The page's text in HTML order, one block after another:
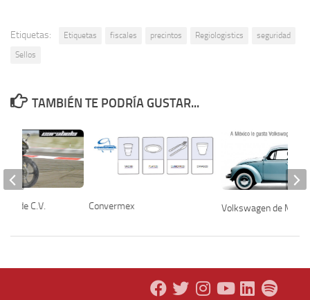
Etiquetas: Etiquetas fiscales precintos Regiologistics
seguridad
Sellos
TAMBIÉN TE PODRÍA GUSTAR...
Convermex Volkswagen de
de C.V.